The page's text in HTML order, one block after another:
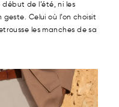
de l’été, ni les
Celui où l’on choisit
les manches de sa